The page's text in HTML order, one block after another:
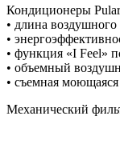
Кондиционеры
• длина
•
• функция «I Feel»
• объемный
• съемная моющаяся
Механический